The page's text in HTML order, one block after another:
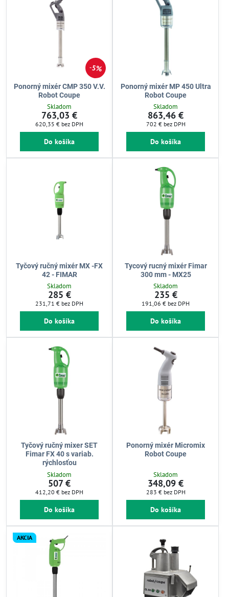
5%
Ponorný mixér CMP 350 V.V.
Robot Coupe
Skladom
763,03 €
620,35 € bez DPH
Do košíka
Ponorný mixér MP 450 Ultra
Robot Coupe
Skladom
863,46 €
702 € bez DPH
Do košíka
Tyčový ručný mixér MX -FX
42 - FIMAR
Skladom
285 €
231,71 € bez DPH
Do košíka
Tycový rucný mixér Fimar
300 mm - MX25
Skladom
235 €
191,06 € bez DPH
Do košíka
Tyčový ručný mixer SET
Fimar FX 40 s variab.
rýchlosťou
Skladom
507 €
412,20 € bez DPH
Do košíka
Ponorný mixér Micromix
Robot Coupe
Skladom
348,09 €
283 € bez DPH
Do košíka
AKCIA